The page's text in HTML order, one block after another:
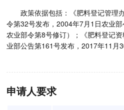
政策依据包括：《肥料登记管理
令第32号发布，2004年7月1日农业
农业部令第8号修订）；《肥料登记
业部公告第161号发布，2017年11月
申请人要求